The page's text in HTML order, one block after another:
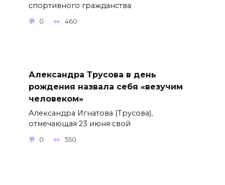
спортивного гражданства
0 460
Александра Трусова в день
рождения назвала себя «везучим
человеком»
Александра Игнатова (Трусова),
отмечающая 23 июня свой
0 550